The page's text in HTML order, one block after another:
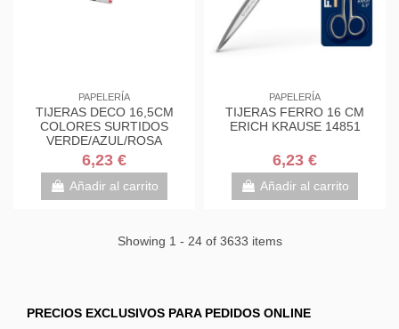
PAPELERÍA
TIJERAS DECO 16,5CM
COLORES SURTIDOS
VERDE/AZUL/ROSA
1561DS-M SCOTH
7000034004
6,23 €
Añadir al carrito
PAPELERÍA
TIJERAS FERRO 16 CM
ERICH KRAUSE 14851
6,23 €
Añadir al carrito
Showing 1 - 24 of 3633 items
PRECIOS EXCLUSIVOS PARA PEDIDOS ONLINE